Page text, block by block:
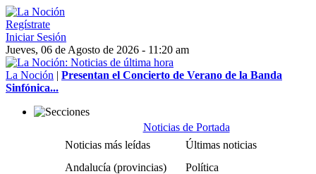
Regístrate
Iniciar Sesión
Jueves, 06 de Agosto de 2026 - 11:20 am
La Noción | Presentan el Concierto de Verano de la Banda
Sinfónica...
Noticias de Portada
Noticias más leídas
Últimas noticias
Andalucía (provincias)
Política